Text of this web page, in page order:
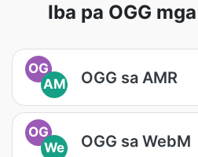
Iba pa OGG
OG
AM
OGG sa AMR
OG
We
OGG sa WebM